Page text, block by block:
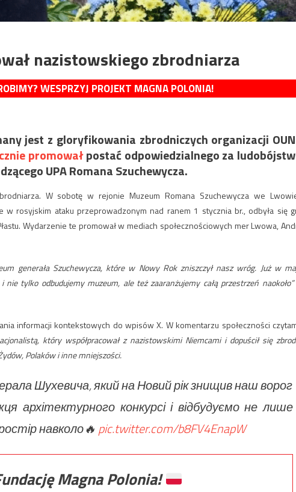
nazistowskiego zbrodniarza
WESPRZYJ PROJEKT MAGNA POLONIA!
jest z gloryfikowania zbrodniczych organizacji
promowałpostać odpowiedzialnego za
UPA Romana Szuchewycza.
W sobotę w rejonie Muzeum Romana Szuchewycza we
w rosyjskim ataku przeprowadzonym nad ranem 1 stycznia br., odbyła się
Wydarzenie te promował w mediach społecznościowych mer Lwowa,
generała Szuchewycza, które w Nowy Rok zniszczył nasz wróg. Już w
tylko odbudujemy muzeum, ale też zaaranżujemy całą przestrzeń naokoło”
informacji kontekstowych do wpisów X. W komentarzu społeczności
który współpracował z nazistowskimi Niemcami i dopuścił się
Polaków i inne mniejszości.
Шухевича, який на Новий рік знищив наш ворог
архітектурного конкурсі і відбудуємо не лише
навколо🔥 pic.twitter.com/b8FV4EnapW
Magna Polonia!